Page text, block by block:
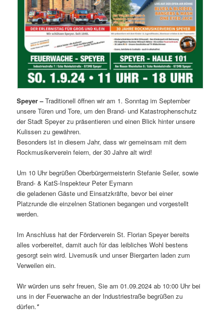
Speyer –Traditionell öffnen wir am 1. Sonntag im September
unsere Türen und Tore, um den Brand- und Katastrophenschutz
der Stadt Speyer zu präsentieren und einen Blick hinter unsere
Kulissen zu gewähren.
Besonders ist in diesem Jahr, dass wir gemeinsam mit dem
Rockmusikerverein feiern, der 30 Jahre alt wird!
Um 10 Uhr begrüßen Oberbürgermeisterin Stefanie Seiler, sowie
Brand- & KatS-Inspekteur Peter Eymann
die geladenen Gäste und Einsatzkräfte, bevor bei einer
Platzrunde die einzelnen Stationen begangen und vorgestellt
werden.
Im Anschluss hat der Förderverein St. Florian Speyer bereits
alles vorbereitet, damit auch für das leibliches Wohl bestens
gesorgt sein wird. Livemusik und unser Biergarten laden zum
Verweilen ein.
Wir würden uns sehr freuen, Sie am 01.09.2024 ab 10:00 Uhr bei
uns in der Feuerwache an der Industriestraße begrüßen zu
dürfen.*